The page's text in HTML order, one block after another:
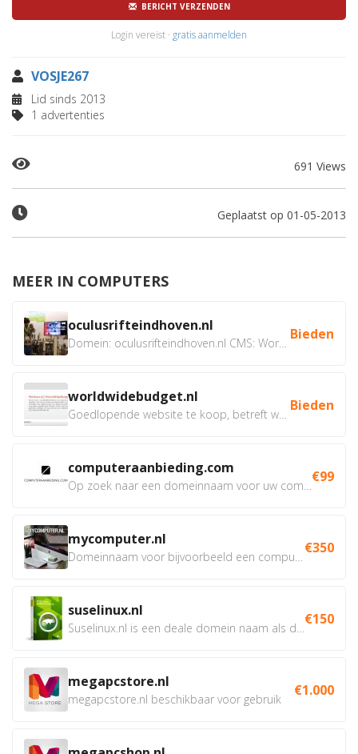
BERICHT VERZENDEN
Login vereist · gratis aanmelden
VOSJE267
Lid sinds 2013
1 advertenties
691 Views
Geplaatst op 01-05-2013
MEER IN COMPUTERS
oculusrifteindhoven.nl Bieden
worldwidebudget.nl Bieden
computeraanbieding.com €99
mycomputer.nl €350
suselinux.nl €150
megapcstore.nl
megapcstore.nl beschikbaar voor gebruik
€1.000